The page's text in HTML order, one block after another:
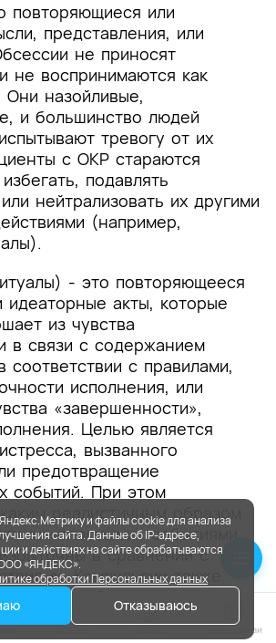
повторяющиеся или
представления, или
не приносят
не воспринимаются как
Они назойливые,
и большинство людей
тревогу от их
с ОКР стараются
подавлять
нейтрализовать их другими
(например,
- это повторяющееся
идеаторные акты, которые
из чувства
в связи с содержанием
соответствии с правилами,
исполнения, или
«завершенности»,
Целью является
вызванного
предотвращение
событий. При этом
реалистичным образом
«опасными» событиями
в сравнении с
Компульсии также
для избавления от
— например,
многократного повторения
и файлы cookie для анализа
сайта. Данные об IP-адресе,
и действиях на сайте обрабатываются
«ЯНДЕКС».
обработки Персональных данных
Отказываюсь